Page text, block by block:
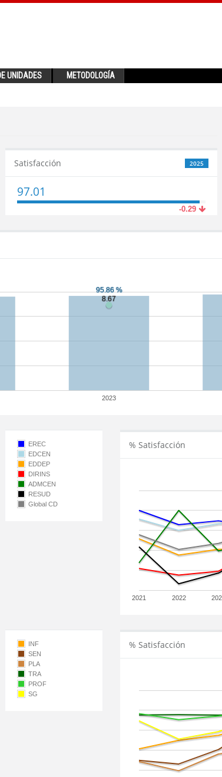
UNIDADES METODOLOGÍA
2025
Satisfacción
97.01
-0.29
2023
EREC
EDCEN
EDDEP
DIRINS
ADMCEN
RESUD
Global CD
% Satisfacción
2021 2022
INF
SEN
PLA
TRA
PROF
SG
% Satisfacción